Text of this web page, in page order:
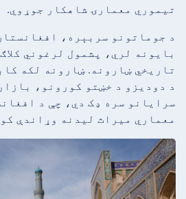
تیموري معمارۍ شاهکار جوړوي.
د جوماتونو سربېره،
بایونه لري، پشمول لرغوني
تاریخي ښارونه. ښارونه لکه
د دودیزو د خښتو کورونو،
سرایانو سره ډک دي، چې د
معماري میراث لیدنه وړاندې